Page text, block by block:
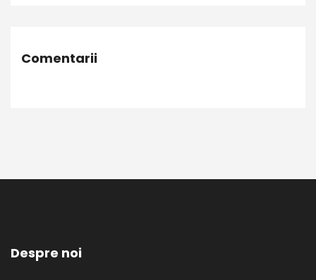
Comentarii
Despre noi